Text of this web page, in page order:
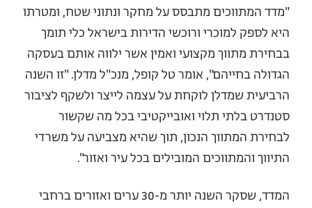
"מדד המתווכים מתבסס על מחקר ונתוני שטח, ומטרתו
היא לספק למוכרי ורוכשי הדירות בישראל כלי תומך
בבחירת מתווך מקצועי ואמין אשר ילווה אותם בעסקה
הגדולה בחייהם", אומר טל קופל, מנכ"ל מדלן. "זו השנה
הרביעית שמדלן לוקחת על עצמה לייצר ולשקף לציבור
סטנדרט בלתי תלוי ואובייקטיבי בכל מה שקשור
לבחירת המתווך הנכון, תוך שהיא מצביעה על משרדי
התיווך והמתווכים המובילים בכל עיר ואזור".
המדד, שסקר השנה יותר מ-30 ערים ואזורים ברחבי